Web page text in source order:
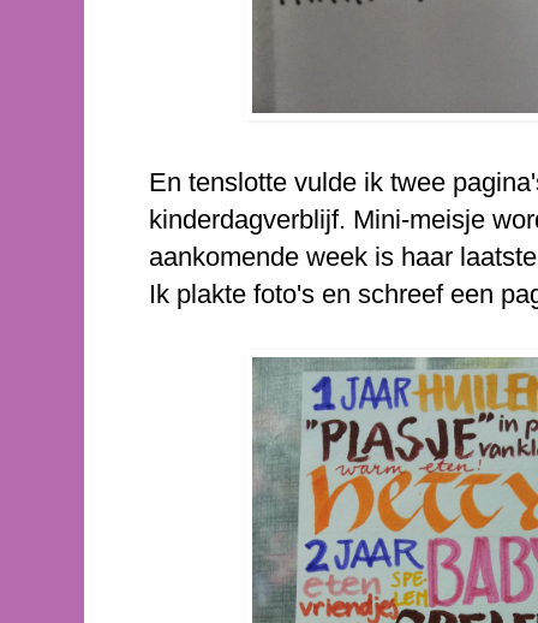
En tenslotte vulde ik twee
kinderdagverblijf. Mini-meisje
aankomende week is haar
Ik plakte foto's en schreef een